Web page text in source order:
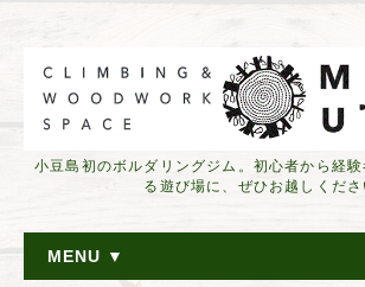
小豆島初のボルダリングジム。初心者から経
る遊び場に、ぜひお越しくださ
MENU ▼